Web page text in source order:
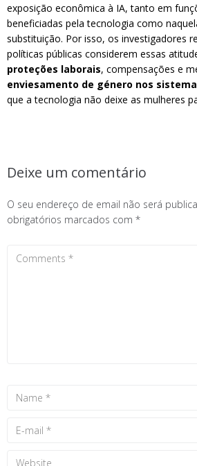
exposição econômica à IA, tanto em
beneficiadas pela tecnologia como
substituição. Por isso, os investigadores
políticas públicas considerem essas
proteções laborais, compensações e
enviesamento de género nos
que a tecnologia não deixe as mulheres
Deixe um comentário
O seu endereço de email não será
obrigatórios marcados com *